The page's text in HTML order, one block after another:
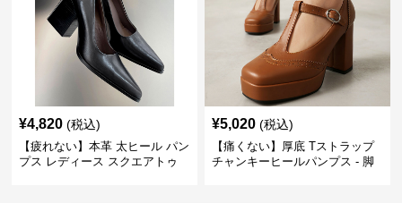
¥4,820 (税込)
【疲れない】本革 太ヒール パン
プス レディース スクエアトゥ
¥5,020 (税込)
【痛くない】厚底 Tストラップ
チャンキーヒールパンプス - 脚